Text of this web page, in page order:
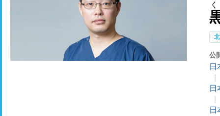
公
日
日
日